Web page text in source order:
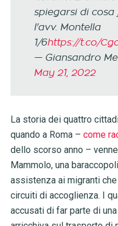
spiegarsi di cosa
l'avv. Montella
1/6https://t.co/
— Giansandro
May 21, 2022
La storia dei quattro
quando a Roma – come
dello scorso anno –
Mammolo, una
assistenza ai migranti
circuiti di accoglienza. I
accusati di far parte di